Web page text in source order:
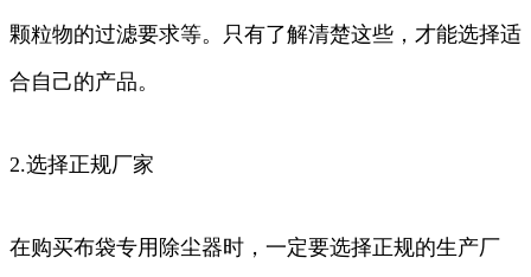
颗粒物的过滤要求等。只有了解清楚这些，才能选择适
合自己的产品。
2.选择正规厂家
在购买布袋专用除尘器时，一定要选择正规的生产厂